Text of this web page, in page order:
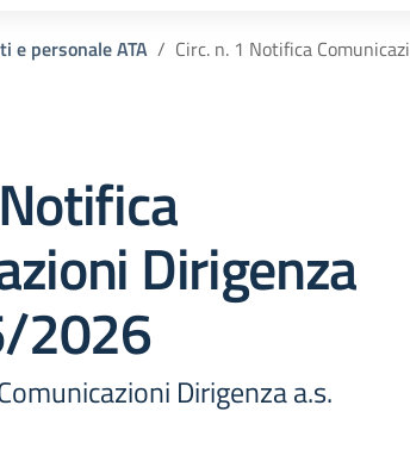
e personale ATA Circ. n. 1 Notifica
Dirigenza
2026
Dirigenza a.s.